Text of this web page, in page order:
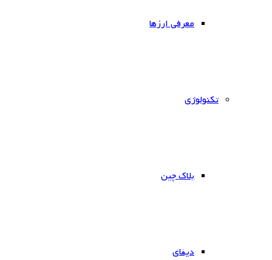
معرفی ارزها
‌تکنولوژی
بلاک چین
دیفای